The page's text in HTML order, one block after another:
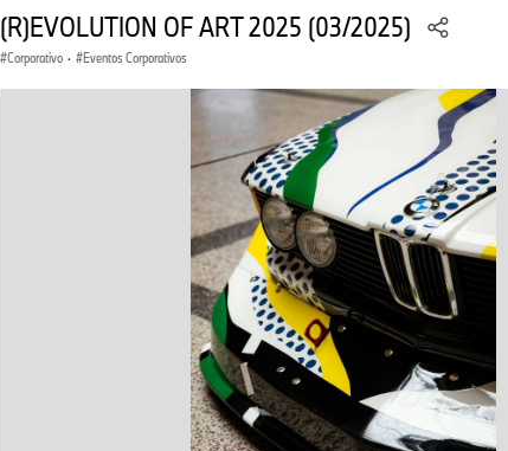
(R)EVOLUTION OF ART 2025 (03/2025)
Corporativo · Eventos Corporativos